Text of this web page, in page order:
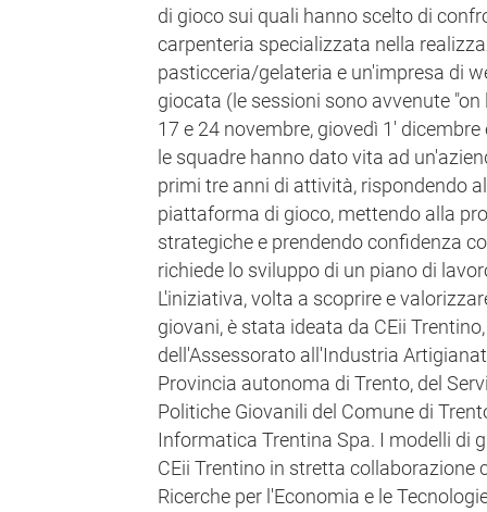
di gioco sui quali hanno scelto di
carpenteria specializzata nella
pasticceria/gelateria e un'impresa di
giocata (le sessioni sono avvenute
17 e 24 novembre, giovedì 1'
le squadre hanno dato vita ad
primi tre anni di attività, rispondendo
piattaforma di gioco, mettendo alla
strategiche e prendendo confidenza
richiede lo sviluppo di un piano di
L'iniziativa, volta a scoprire e
giovani, è stata ideata da CEii
dell'Assessorato all'Industria
Provincia autonoma di Trento, del
Politiche Giovanili del Comune di
Informatica Trentina Spa. I modelli di
CEii Trentino in stretta collaborazione
Ricerche per l'Economia e le